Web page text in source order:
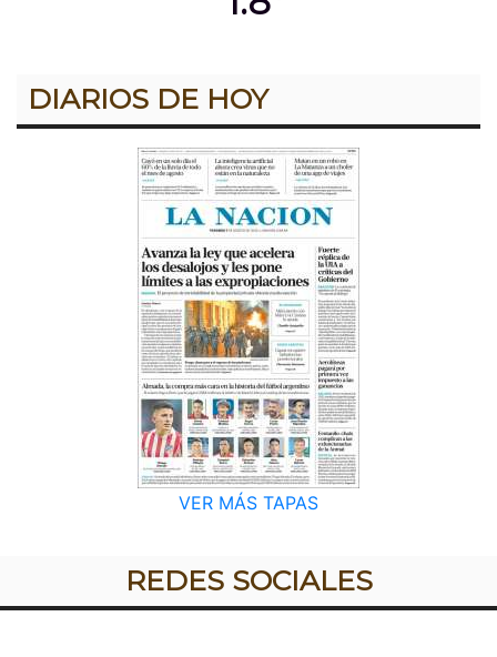
DIARIOS DE HOY
VER MÁS TAPAS
REDES SOCIALES